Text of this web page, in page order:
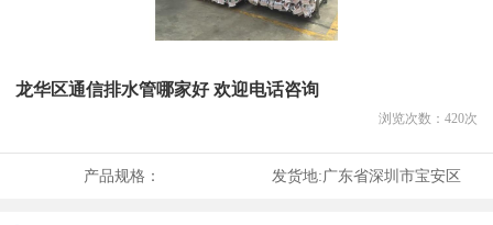
龙华区通信排水管哪家好 欢迎电话咨询
浏览次数： 420次
产品规格： 发货地:广东省深圳市宝安区